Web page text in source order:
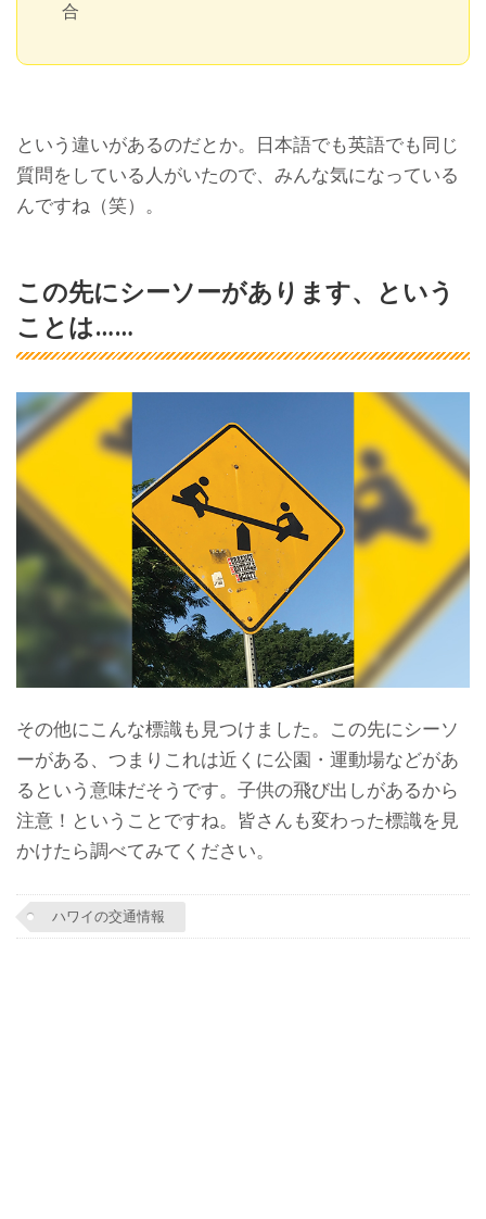
合
という違いがあるのだとか。日本語でも英語でも同じ
質問をしている人がいたので、みんな気になっている
んですね（笑）。
この先にシーソーがあります、という
ことは……
その他にこんな標識も見つけました。この先にシーソ
ーがある、つまりこれは近くに公園・運動場などがあ
るという意味だそうです。子供の飛び出しがあるから
注意！ということですね。皆さんも変わった標識を見
かけたら調べてみてください。
ハワイの交通情報